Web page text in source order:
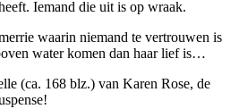
Iemand die uit is op wraak.
waarin niemand te vertrouwen is
water komen dan haar lief is…
(ca. 168 blz.) van Karen Rose, de